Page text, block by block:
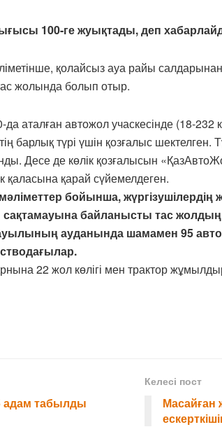
100-ге жуықтады, деп
қолайсыз ауа райы салдарынан
жолында болып отыр.
да аталған автожол учаскесінде (18-
барлық түрі үшін қозғалыс
Десе де көлік қозғалысын
қаласына қарай сүйемелдеген.
бойынша,
сақтамауына байланысты тас
ауданында шамамен 95
орнына 22 жол көлігі мен трактор
адам табылды
Келесі пост